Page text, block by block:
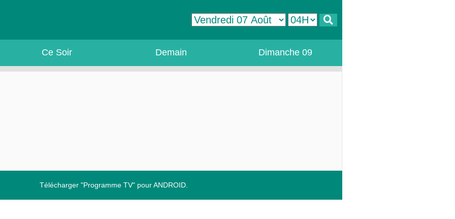
Ce Soir Demain Dimanche 09
Télécharger "Programme TV" pour ANDROID.